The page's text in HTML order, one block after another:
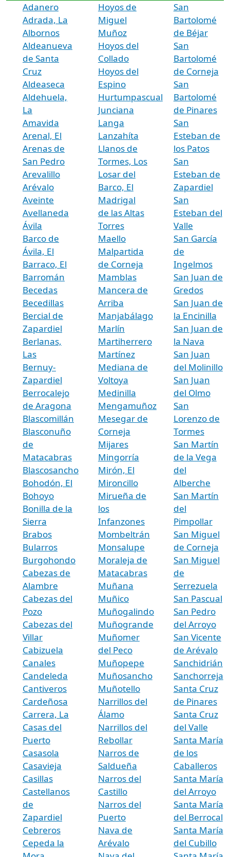
Adanero
Adrada, La
Albornos
Aldeanueva
de Santa
Cruz
Aldeaseca
Aldehuela,
La
Amavida
Arenal, El
Arenas de
San Pedro
Arevalillo
Arévalo
Aveinte
Avellaneda
Ávila
Barco de
Ávila, El
Barraco, El
Barromán
Becedas
Becedillas
Bercial de
Zapardiel
Berlanas,
Las
Bernuy-
Zapardiel
Berrocalejo
de Aragona
Blascomillán
Blasconuño
de
Matacabras
Blascosancho
Bohodón, El
Bohoyo
Bonilla de la
Sierra
Brabos
Bularros
Burgohondo
Cabezas de
Alambre
Cabezas del
Pozo
Cabezas del
Villar
Cabizuela
Canales
Candeleda
Cantiveros
Cardeñosa
Carrera, La
Casas del
Puerto
Casasola
Casavieja
Casillas
Castellanos
de
Zapardiel
Cebreros
Cepeda la
Hoyos de
Miguel
Muñoz
Hoyos del
Collado
Hoyos del
Espino
Hurtumpascual
Junciana
Langa
Lanzahíta
Llanos de
Tormes, Los
Losar del
Barco, El
Madrigal
de las Altas
Torres
Maello
Malpartida
de Corneja
Mamblas
Mancera de
Arriba
Manjabálago
Marlín
Martiherrero
Martínez
Mediana de
Voltoya
Medinilla
Mengamuñoz
Mesegar de
Corneja
Mijares
Mingorría
Mirón, El
Mironcillo
Mirueña de
los
Infanzones
Mombeltrán
Monsalupe
Moraleja de
Matacabras
Muñana
Muñico
Muñogalindo
Muñogrande
Muñomer
del Peco
Muñopepe
Muñosancho
Muñotello
Narrillos del
Álamo
Narrillos del
Rebollar
Narros de
Saldueña
Narros del
Castillo
Narros del
Puerto
Nava de
Arévalo
San
Bartolomé
de Béjar
San
Bartolomé
de Corneja
San
Bartolomé
de Pinares
San
Esteban de
los Patos
San
Esteban de
Zapardiel
San
Esteban del
Valle
San García
de
Ingelmos
San Juan de
Gredos
San Juan de
la Encinilla
San Juan de
la Nava
San Juan
del Molinillo
San Juan
del Olmo
San
Lorenzo de
Tormes
San Martín
de la Vega
del
Alberche
San Martín
del
Pimpollar
San Miguel
de Corneja
San Miguel
de
Serrezuela
San Pascual
San Pedro
del Arroyo
San Vicente
de Arévalo
Sanchidrián
Sanchorreja
Santa Cruz
de Pinares
Santa Cruz
del Valle
Santa María
de los
Caballeros
Santa María
del Arroyo
Santa María
del Berrocal
Santa María
del Cubillo